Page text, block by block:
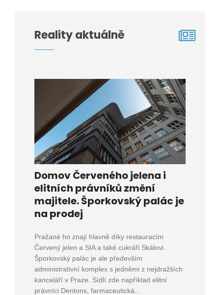
Reality aktuálně
Domov Červeného jelena i
elitních právníků změní
majitele. Šporkovský palác je
na prodej
Pražané ho znají hlavně díky restauracím
Červený jelen a SIA a také cukráři Skálovi.
Šporkovský palác je ale především
administrativní komplex s jedněmi z nejdražších
kanceláří v Praze. Sídlí zde například elitní
právníci Dentons, farmaceutická...